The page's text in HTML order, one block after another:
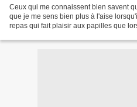
Ceux qui me connaissent bien savent
que je me sens bien plus à l'aise
repas qui fait plaisir aux papilles que